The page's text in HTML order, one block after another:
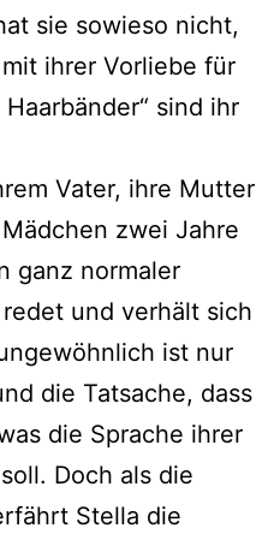
sie sowie­so nicht,
ihrer Vorliebe für
sind ihr
Vater, ihre Mutter
zwei Jahre
ganz nor­ma­ler
und ver­hält sich
ist nur
die Tatsache, dass
die Sprache ihrer
Doch als die
Stella die